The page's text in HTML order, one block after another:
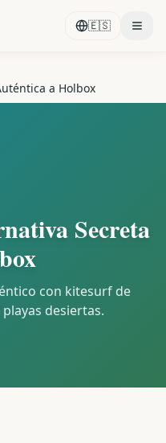
🇪🇸
a Holbox
Secreta
con kitesurf de
desiertas.